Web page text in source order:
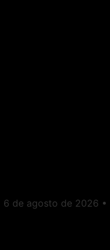
6 de agosto de 2026